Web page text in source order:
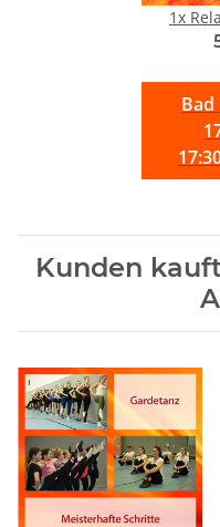
1x
Bad
Kunden